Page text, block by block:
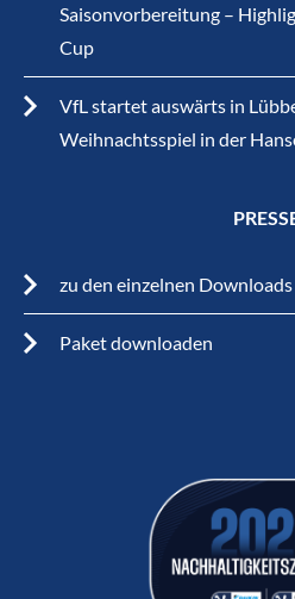
Saisonvorbereitung –
Cup
VfL startet auswärts in
Weihnachtsspiel in der
zu den einzelnen Downloads
Paket downloaden